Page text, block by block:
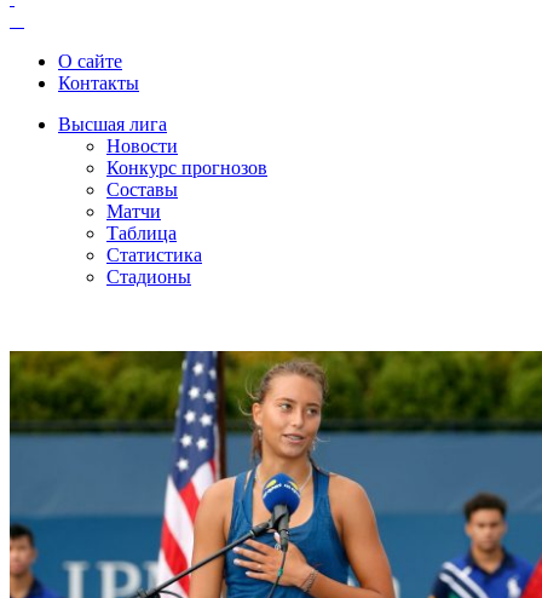
О сайте
Контакты
Высшая лига
Новости
Конкурс прогнозов
Составы
Матчи
Таблица
Статистика
Стадионы